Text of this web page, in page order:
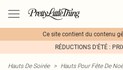
Ce site contient du contenu
RÉDUCTIONS D'ÉTÉ :
Hauts De Soirée > Hauts Pour Fête De